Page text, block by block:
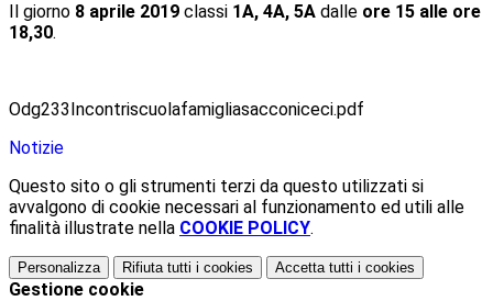
Il giorno 8 aprile 2019 classi 1A, 4A, 5A dalle ore 15 alle ore
18,30.
Odg233Incontriscuolafamigliasacconiceci.pdf
Notizie
Questo sito o gli strumenti terzi da questo utilizzati si
avvalgono di cookie necessari al funzionamento ed utili alle
finalità illustrate nella COOKIE POLICY.
Personalizza Rifiuta tutti i cookies Accetta tutti i cookies
Gestione cookie